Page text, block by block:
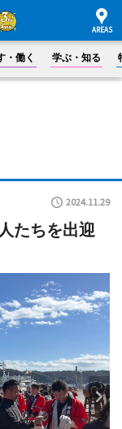
・働く 学ぶ・知る
2024.11.29
たちを出迎